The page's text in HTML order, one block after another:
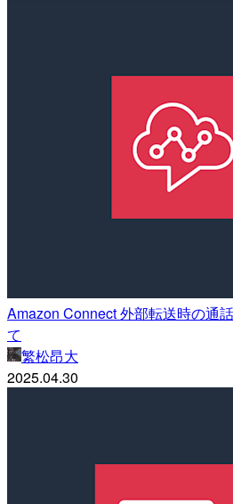
Amazon Connect 外部転送時の通
て
繁松昂大
2025.04.30